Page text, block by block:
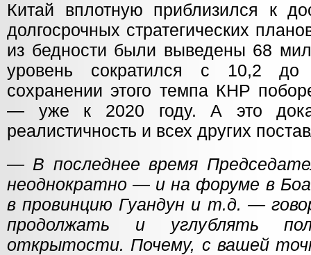
Китай вплотную приблизился к
долгосрочных стратегических
из бедности были выведены 68
уровень сократился с 10,2
сохранении этого темпа КНР
— уже к 2020 году. А это
реалистичность и всех других
— В последнее время
неоднократно — и на форуме в
в провинцию Гуандун и т.д. —
продолжать и углублять
открытости. Почему, с вашей